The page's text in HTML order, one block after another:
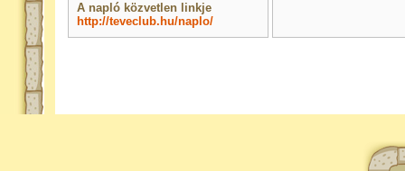
A napló közvetlen linkje
http://teveclub.hu/naplo/